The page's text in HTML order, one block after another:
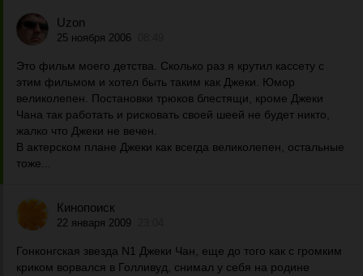
Uzon
25 ноября 2006
Это фильм моего детства. Сколько раз я крутил кассету с
этим фильмом и хотел быть таким как Джеки. Юмор
великолепен. Постановки трюков блестящи, кроме Джеки
Чана так работать и рисковать своей шеей не будет никто,
жалко что Джеки не вечен.
В актерском плане Джеки как всегда великолепен, остальные
тоже...
Кинопоиск
22 января 2009
Гонконгская звезда N1 Джеки Чан, еще до того как с громким
криком ворвался в Голливуд, снимал у себя на родине